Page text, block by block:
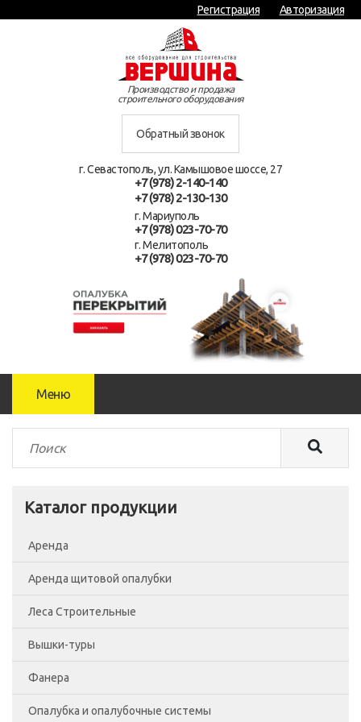
Регистрация Авторизация
Производство и продажа
строительного оборудования
Обратный звонок
г. Севастополь, ул. Камышовое шоссе, 27
+7 (978) 2-140-140
+7 (978) 2-130-130
г. Мариуполь
+7 (978) 023-70-70
г. Мелитополь
+7 (978) 023-70-70
Меню
Каталог продукции
Аренда
Аренда щитовой опалубки
Леса Строительные
Леса рамные
Помосты
Сетка фасадная
Вышки-туры
Вышка-тура ВСП-250/0.7
Вышка-тура ВСП-250/1.2
Фанера
Фанера Россия
Опалубка и опалубочные системы